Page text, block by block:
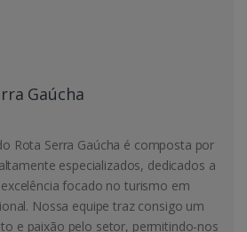
Gaúcha
Rota Serra Gaúcha é composta por
especializados, dedicados a
focado no turismo em
Nossa equipe traz consigo um
e paixão pelo setor, permitindo-nos